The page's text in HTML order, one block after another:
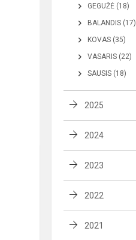
GEGUŽĖ (18)
BALANDIS (17)
KOVAS (35)
VASARIS (22)
SAUSIS (18)
2025
2024
2023
2022
2021